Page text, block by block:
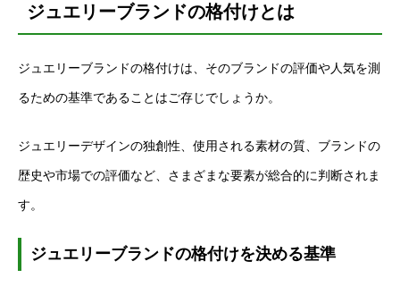
ジュエリーブランドの格付けとは
ジュエリーブランドの格付けは、そのブランドの評価や人気を測
るための基準であることはご存じでしょうか。
ジュエリーデザインの独創性、使用される素材の質、ブランドの
歴史や市場での評価など、さまざまな要素が総合的に判断されま
す。
ジュエリーブランドの格付けを決める基準